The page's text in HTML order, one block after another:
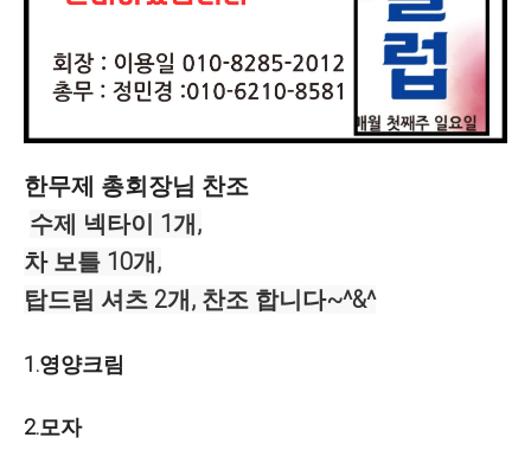
한무제 총회장님 찬조
수제 넥타이 1개,
차 보틀 10개,
탑드림 셔츠 2개, 찬조 합니다~^&^
1.영양크림
2.모자